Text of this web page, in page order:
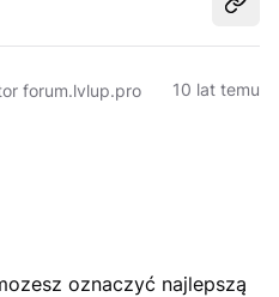
forum.lvlup.pro 10 lat temu
oznaczyć najlepszą